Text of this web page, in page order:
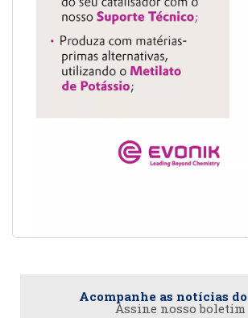
Acompanhe as notícias
Assine nosso boletim